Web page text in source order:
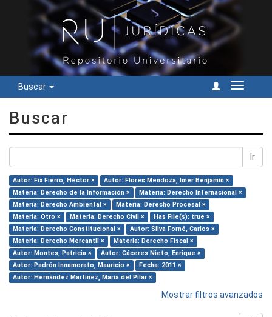
Buscar
Cambiar
Buscar
Ir
Autor: Fix Fierro, Héctor ×
Autor: Flores Mendoza, Imer Benjamín ×
Materia: Derecho de la Información ×
Materia: Derecho Internacional ×
Materia: Derecho Ambiental ×
Materia: Derecho Procesal ×
Materia: Otro ×
Materia: Derecho Civil ×
Has File(s): true ×
Materia: Derecho Constitucional ×
Autor: Silva Forné, Carlos ×
Materia: Derecho Mercantil ×
Materia: Derecho Fiscal ×
Autor: Montes, Patricia ×
Autor: Cáceres Nieto, Enrique ×
Autor: Padrón Innamorato, Mauricio ×
Fecha: 2011 ×
Autor: Hernández Martínez, María del Pilar ×
Mostrar filtros avanzados